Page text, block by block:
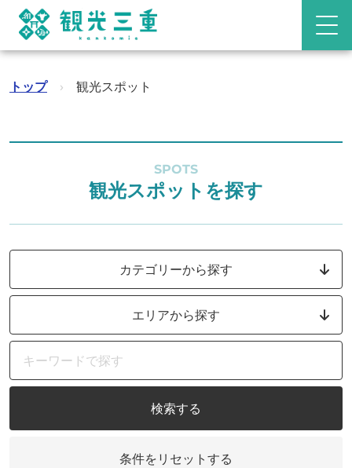
トップ › 観光スポット
SPOTS
観光スポットを探す
カテゴリーから探す
エリアから探す
検索する
条件をリセットする